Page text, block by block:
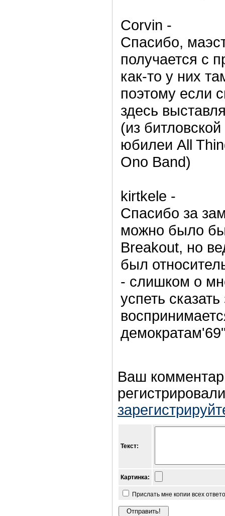
Corvin -
Спасибо,
получается с
как-то у них
поэтому если
здесь
(из
юбилеи All
Ono Band)
kirtkele -
Спасибо за
можно было
Breakout, но
был
- слишком о
успеть
Ваш
Текст:
Картинка:
Прислать мне копии всех